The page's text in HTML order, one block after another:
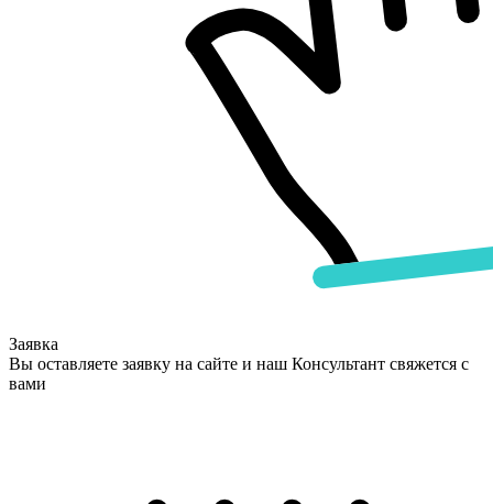
Заявка
Вы оставляете заявку на сайте и наш Консультант свяжется с
вами